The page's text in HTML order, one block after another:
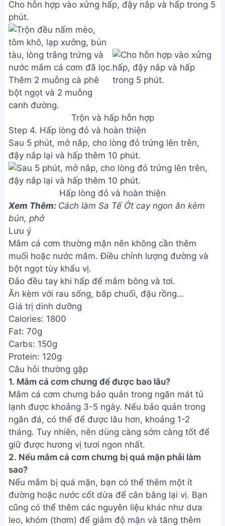
Cho hỗn hợp vào xửng hấp, đậy nắp và hấp trong 5
phút.
Trộn và hấp hỗn hợp
Step 4. Hấp lòng đỏ và hoàn thiện
Sau 5 phút, mở nắp, cho lòng đỏ trứng lên trên,
đậy nắp lại và hấp thêm 10 phút.
Hấp lòng đỏ và hoàn thiện
Xem Thêm: Cách làm Sa Tế Ớt cay ngon ăn kèm
bún, phở
Lưu ý
Mắm cá cơm thường mặn nên không cần thêm
muối hoặc nước mắm. Điều chỉnh lượng đường và
bột ngọt tùy khẩu vị.
Đảo đều tay khi hấp để mắm bông và tơi.
Ăn kèm với rau sống, bắp chuối, đậu rồng…
Giá trị dinh dưỡng
Calories: 1800
Fat: 70g
Carbs: 150g
Protein: 120g
Câu hỏi thường gặp
1. Mắm cá cơm chưng để được bao lâu?
Mắm cá cơm chưng bảo quản trong ngăn mát tủ
lạnh được khoảng 3-5 ngày. Nếu bảo quản trong
ngăn đá, có thể để được lâu hơn, khoảng 1-2
tháng. Tuy nhiên, nên dùng càng sớm càng tốt để
giữ được hương vị tươi ngon nhất.
2. Nếu mắm cá cơm chưng bị quá mặn phải làm
sao?
Nếu mắm bị quá mặn, bạn có thể thêm một ít
đường hoặc nước cốt dừa để cân bằng lại vị. Bạn
cũng có thể thêm các nguyên liệu khác như dưa
leo, khóm (thơm) để giảm độ mặn và tăng thêm